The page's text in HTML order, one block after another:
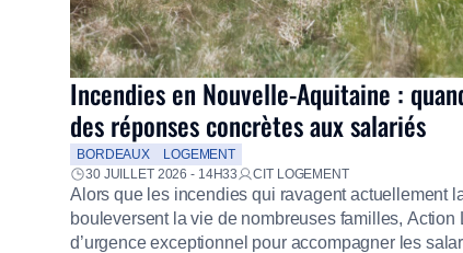
Incendies en Nouvelle-Aquitaine :
des réponses concrètes aux salariés
BORDEAUX
LOGEMENT
30 JUILLET 2026 - 14H33
CIT LOGEMENT
Alors que les incendies qui ravagent actuellement
bouleversent la vie de nombreuses familles,
d’urgence exceptionnel pour accompagner les